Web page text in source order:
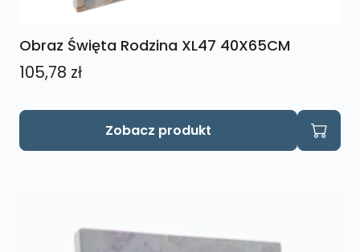
Obraz Święta Rodzina XL47 40X65CM
105,78 zł
Zobacz produkt